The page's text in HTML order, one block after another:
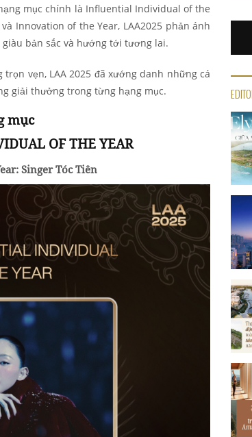
mục chính là Influential Individual of the
Innovation of the Year, LAA2025 phản ánh
bản sắc và hướng tới tương lai.
vẹn, LAA 2025 đã xướng danh những cá
giải thưởng trong từng hạng mục.
mục
OF THE YEAR
Singer Tóc Tiên